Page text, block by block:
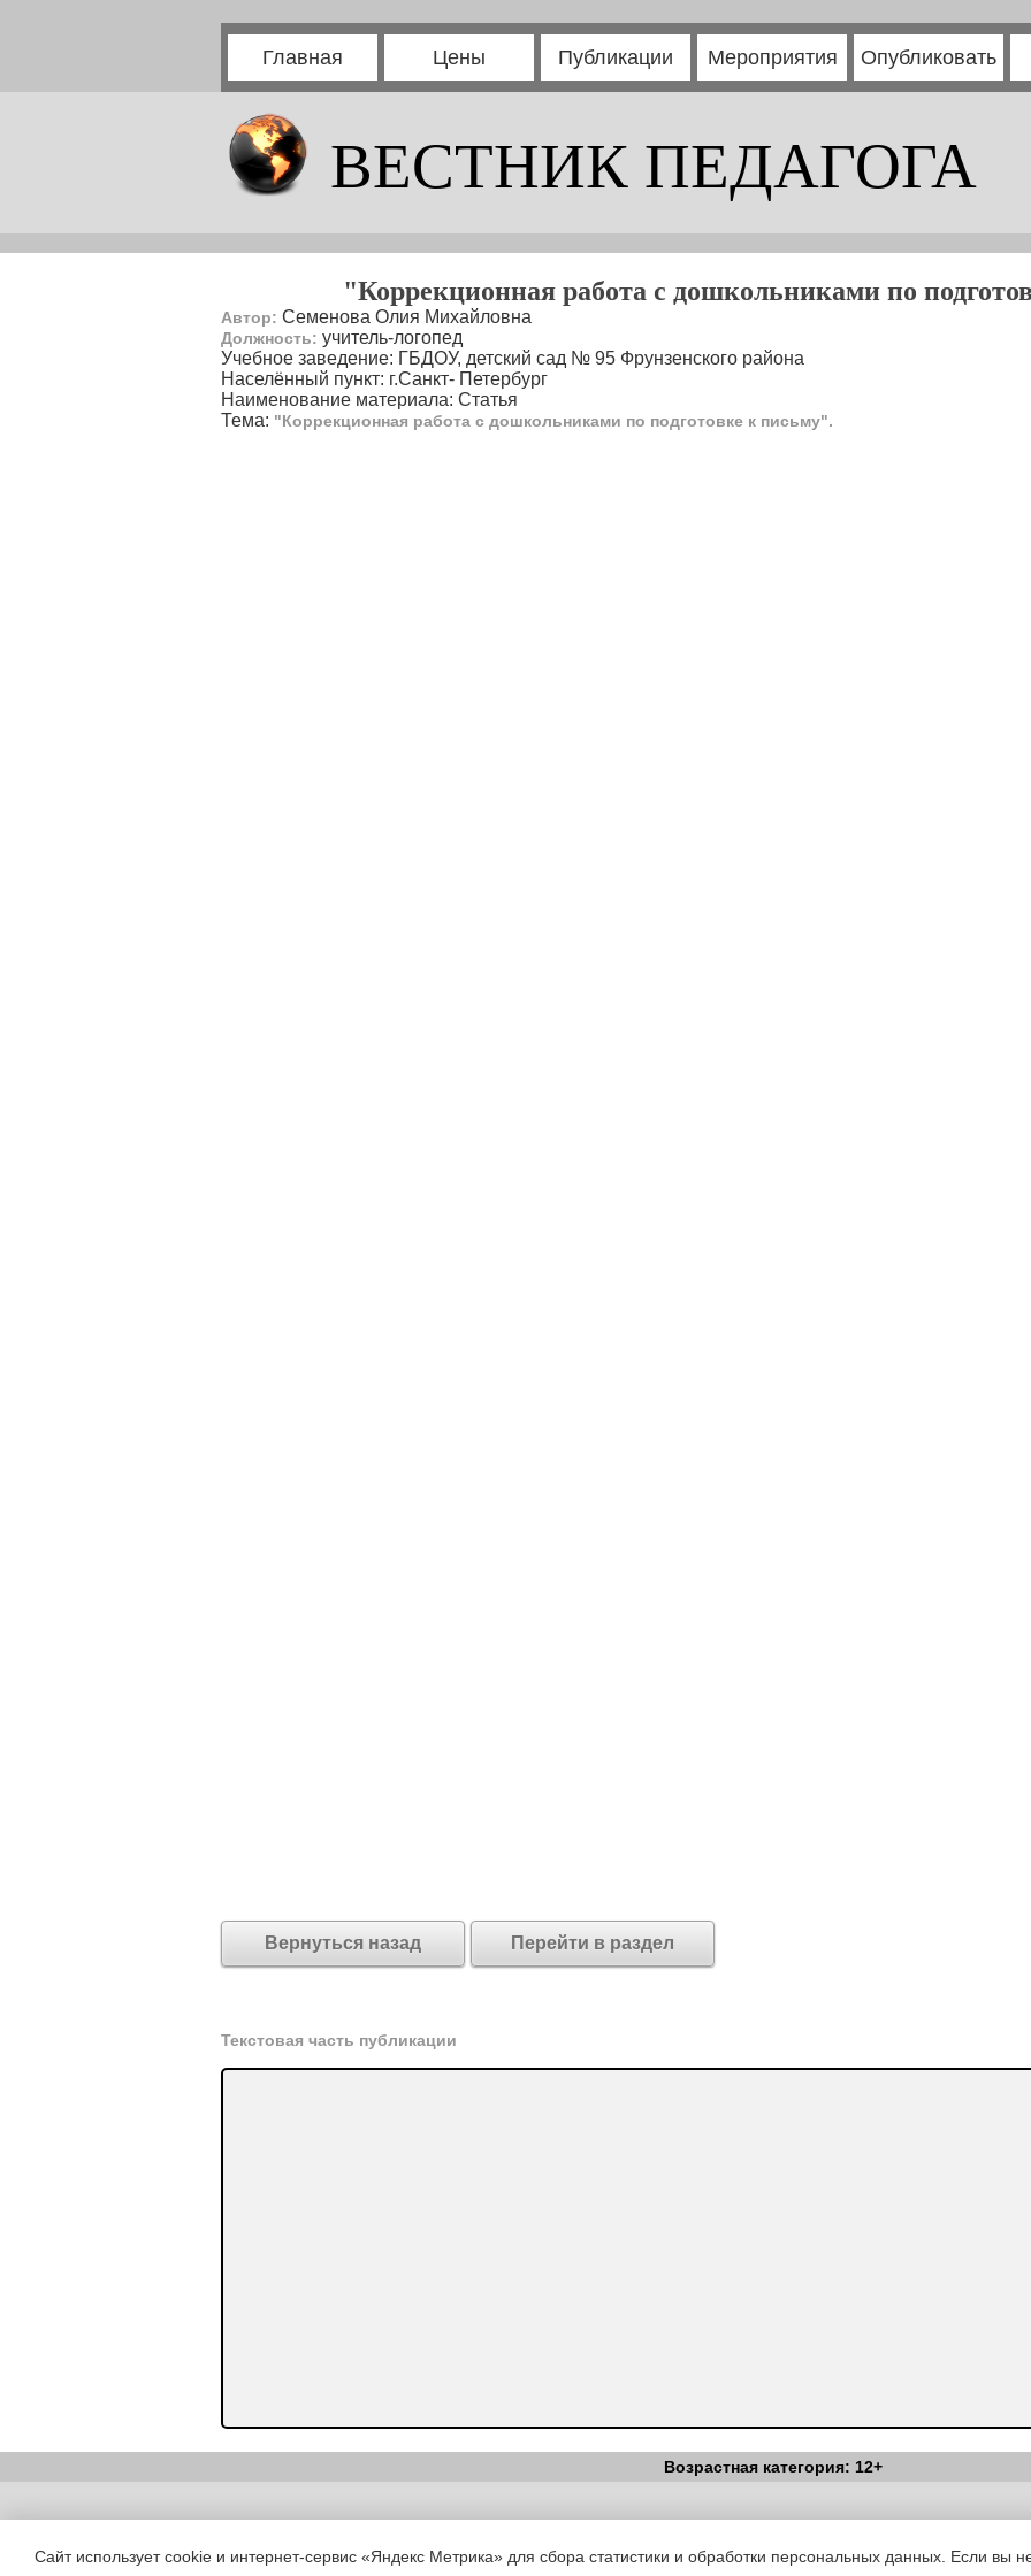
Главная Цены Публикации Мероприятия Опубликовать
ВЕСТНИК ПЕДАГОГА
"Коррекционная работа с дошкольниками по
Автор: Семенова Олия Михайловна
Должность: учитель-логопед
Учебное заведение: ГБДОУ, детский сад № 95 Фрунзенского района
Населённый пункт: г.Санкт- Петербург
Наименование материала: Статья
Тема: "Коррекционная работа с дошкольниками по подготовке к письму".
Вернуться назад Перейти в раздел
Текстовая часть публикации
Возрастная категория: 12+
Copyright (c) |Вестник Педагога|Об издании|Условия|Политика
Сайт использует cookie и интернет-сервис «Яндекс Метрика» для сбора статистики и обработки персональных данных. Если вы